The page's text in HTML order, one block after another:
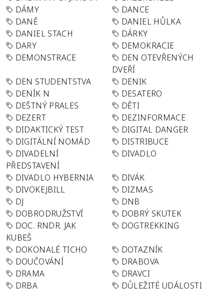
DÁMY
DANCE
DANĚ
DANIEL HŮLKA
DANIEL STACH
DÁRKY
DARY
DEMOKRACIE
DEMONSTRACE
DEN OTEVŘENÝCH
DVEŘÍ
DEN STUDENTSTVA
DENIK
DENÍK N
DESATERO
DEŠTNÝ PRALES
DĚTI
DEZERT
DEZINFORMACE
DIDAKTICKÝ TEST
DIGITAL DANGER
DIGITÁLNÍ NOMÁD
DISTRIBUCE
DIVADELNÍ
PŘEDSTAVENÍ
DIVADLO
DIVADLO HYBERNIA
DIVÁK
DIVOKEJBILL
DIZMAS
DJ
DNB
DOBRODRUŽSTVÍ
DOBRÝ SKUTEK
DOC. RNDR. JAK
KUBEŠ
DOGTREKKING
DOKONALÉ TICHO
DOTAZNÍK
DOUČOVÁNÍ
DRABOVA
DRAMA
DRAVCI
DRBA
DŮLEŽITÉ UDÁLOSTI